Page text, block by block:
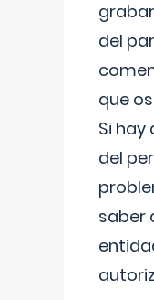
del
que
Si
del
saber